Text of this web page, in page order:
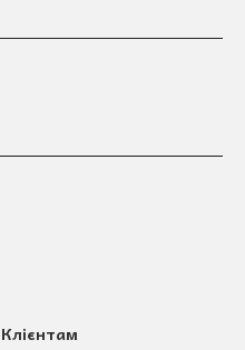
Клієнтам